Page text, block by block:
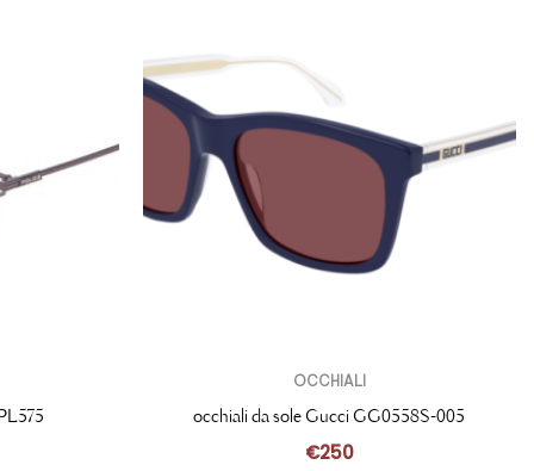
OCCHIALI
occhiali da sole Gucci GG0558S-005
€250